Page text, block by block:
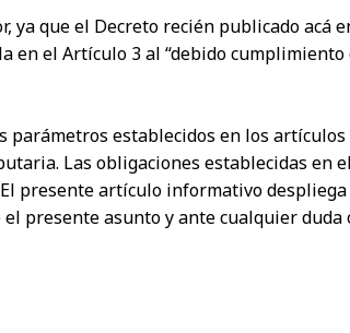
que el Decreto recién publicado acá
en el Artículo 3 al “debido cumplimiento
parámetros establecidos en los artículos
Las obligaciones establecidas en
presente artículo informativo
presente asunto y ante cualquier duda